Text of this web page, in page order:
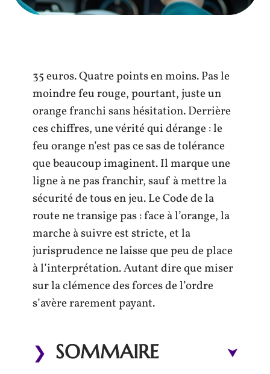
35 euros. Quatre points en moins. Pas le
moindre feu rouge, pourtant, juste un
orange franchi sans hésitation. Derrière
ces chiffres, une vérité qui dérange : le
feu orange n’est pas ce sas de tolérance
que beaucoup imaginent. Il marque une
ligne à ne pas franchir, sauf à mettre la
sécurité de tous en jeu. Le Code de la
route ne transige pas : face à l’orange, la
marche à suivre est stricte, et la
jurisprudence ne laisse que peu de place
à l’interprétation. Autant dire que miser
sur la clémence des forces de l’ordre
s’avère rarement payant.
SOMMAIRE